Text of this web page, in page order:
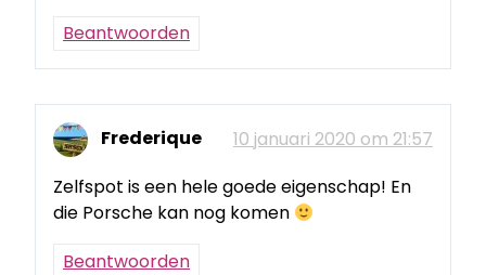
Beantwoorden
Frederique
10 januari 2020 om 21:57
Zelfspot is een hele goede eigenschap! En
die Porsche kan nog komen
Beantwoorden